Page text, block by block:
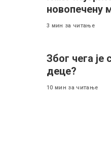
новопечену
3 мин за читање
Због чега је
деце?
10 мин за читање